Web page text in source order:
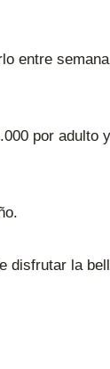
entre
por adulto
disfrutar la